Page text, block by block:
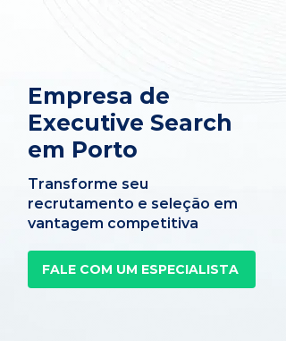
Empresa de
Executive Search
em Porto
Transforme seu
recrutamento e seleção em
vantagem competitiva
FALE COM UM ESPECIALISTA